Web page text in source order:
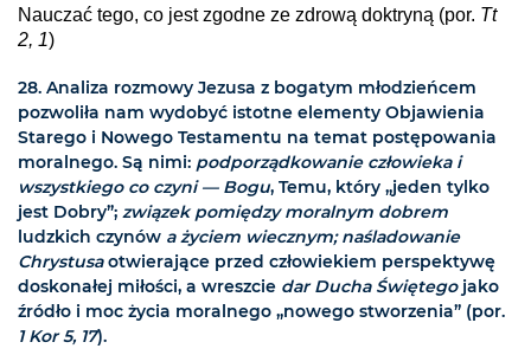
Nauczać tego, co jest zgodne ze zdrową doktryną (por. Tt
2, 1)
28. Analiza rozmowy Jezusa z bogatym młodzieńcem
pozwoliła nam wydobyć istotne elementy Objawienia
Starego i Nowego Testamentu na temat postępowania
moralnego. Są nimi: podporządkowanie człowieka i
wszystkiego co czyni — Bogu, Temu, który „jeden tylko
jest Dobry”; związek pomiędzy moralnym dobrem
ludzkich czynów a życiem wiecznym; naśladowanie
Chrystusaotwierające przed człowiekiem perspektywę
doskonałej miłości, a wreszcie dar Ducha Świętegojako
źródło i moc życia moralnego „nowego stworzenia” (por.
1 Kor 5, 17).